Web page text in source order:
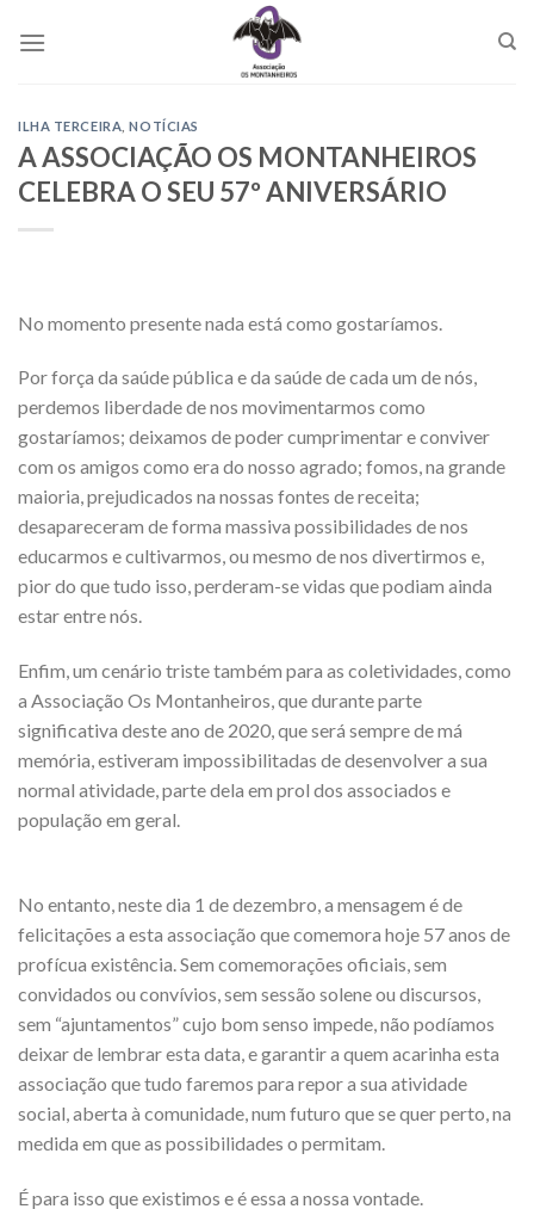
ILHA TERCEIRA ,NOTÍCIAS
A ASSOCIAÇÃO OS MONTANHEIROS
CELEBRA O SEU 57º ANIVERSÁRIO
No momento presente nada está como gostaríamos.
Por força da saúde pública e da saúde de cada um de nós,
perdemos liberdade de nos movimentarmos como
gostaríamos; deixamos de poder cumprimentar e conviver
com os amigos como era do nosso agrado; fomos, na grande
maioria, prejudicados na nossas fontes de receita;
desapareceram de forma massiva possibilidades de nos
educarmos e cultivarmos, ou mesmo de nos divertirmos e,
pior do que tudo isso, perderam-se vidas que podiam ainda
estar entre nós.
Enfim, um cenário triste também para as coletividades, como
a Associação Os Montanheiros, que durante parte
significativa deste ano de 2020, que será sempre de má
memória, estiveram impossibilitadas de desenvolver a sua
normal atividade, parte dela em prol dos associados e
população em geral.
No entanto, neste dia 1 de dezembro, a mensagem é de
felicitações a esta associação que comemora hoje 57 anos de
profícua existência. Sem comemorações oficiais, sem
convidados ou convívios, sem sessão solene ou discursos,
sem “ajuntamentos” cujo bom senso impede, não podíamos
deixar de lembrar esta data, e garantir a quem acarinha esta
associação que tudo faremos para repor a sua atividade
social, aberta à comunidade, num futuro que se quer perto, na
medida em que as possibilidades o permitam.
É para isso que existimos e é essa a nossa vontade.